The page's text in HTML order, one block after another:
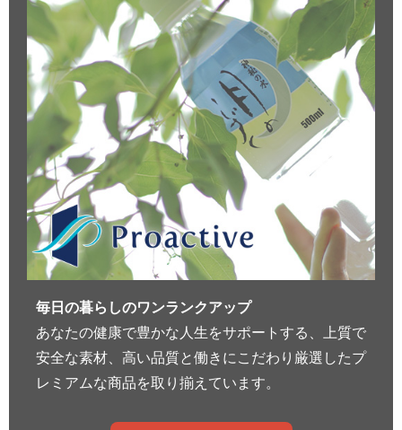
毎日の暮らしのワンランクアップ
あなたの健康で豊かな人生をサポートする、上質で
安全な素材、高い品質と働きにこだわり厳選したプ
レミアムな商品を取り揃えています。